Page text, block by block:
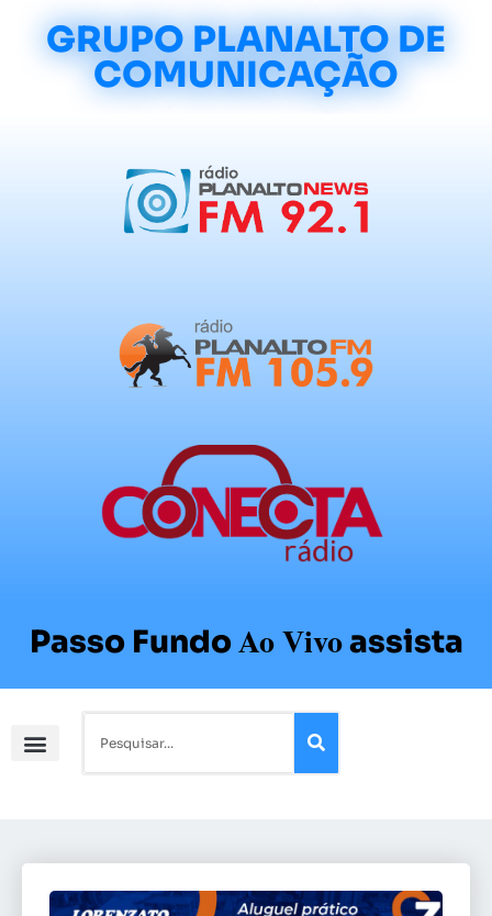
GRUPO PLANALTO DE
COMUNICAÇÃO
Passo FundoAo Vivoassista